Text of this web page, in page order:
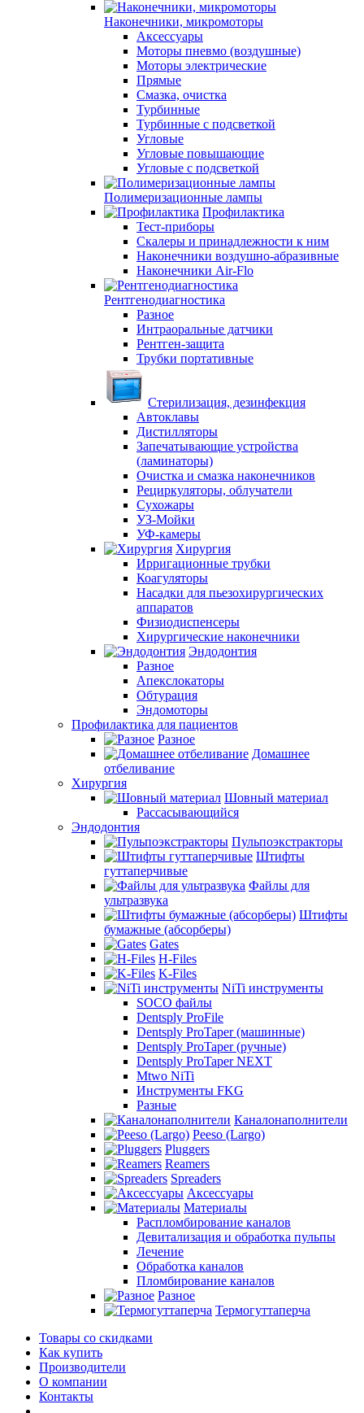
Наконечники, микромоторы
Аксессуары
Моторы пневмо (воздушные)
Моторы электрические
Прямые
Смазка, очистка
Турбинные
Турбинные с подсветкой
Угловые
Угловые повышающие
Угловые с подсветкой
Полимеризационные лампы
Профилактика
Тест-приборы
Скалеры и принадлежности к ним
Наконечники воздушно-абразивные
Наконечники Air-Flo
Рентгенодиагностика
Разное
Интраоральные датчики
Рентген-защита
Трубки портативные
Стерилизация, дезинфекция
Автоклавы
Дистилляторы
Запечатывающие устройства
(ламинаторы)
Очистка и смазка наконечников
Рециркуляторы, облучатели
Сухожары
УЗ-Мойки
УФ-камеры
Хирургия
Ирригационные трубки
Коагуляторы
Насадки для пьезохирургических
аппаратов
Физиодиспенсеры
Хирургические наконечники
Эндодонтия
Разное
Апекслокаторы
Обтурация
Эндомоторы
Профилактика для пациентов
Разное
Домашнее
отбеливание
Хирургия
Шовный материал
Рассасывающийся
Эндодонтия
Пульпоэкстракторы
Штифты
гуттаперчивые
Файлы для
ультразвука
Штифты
бумажные (абсорберы)
Gates
H-Files
K-Files
NiTi инструменты
SOCO файлы
Dentsply ProFile
Dentsply ProTaper (машинные)
Dentsply ProTaper (ручные)
Dentsply ProTaper NEXT
Mtwo NiTi
Инструменты FKG
Разные
Каналонаполнители
Peeso (Largo)
Pluggers
Reamers
Spreaders
Аксессуары
Материалы
Распломбирование каналов
Девитализация и обработка пульпы
Лечение
Обработка каналов
Пломбирование каналов
Разное
Термогуттаперча
Товары со скидками
Как купить
Производители
О компании
Контакты